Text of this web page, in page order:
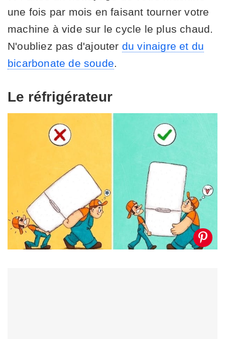
une fois par mois en faisant tourner votre
machine à vide sur le cycle le plus chaud.
N'oubliez pas d'ajouter du vinaigre et du
bicarbonate de soude.
Le réfrigérateur